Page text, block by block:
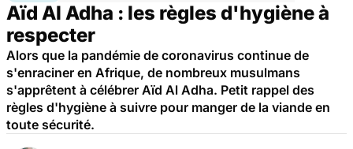
Aïd Al Adha : les règles d'hygiène à
respecter
Alors que la pandémie de coronavirus continue de
s'enraciner en Afrique, de nombreux musulmans
s'apprêtent à célébrer Aïd Al Adha. Petit rappel des
règles d'hygiène à suivre pour manger de la viande en
toute sécurité.